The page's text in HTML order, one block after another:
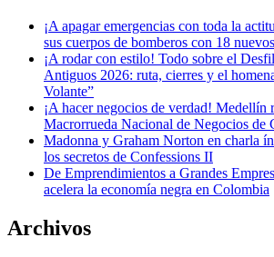
¡A apagar emergencias con toda la
sus cuerpos de bomberos con 18
¡A rodar con estilo! Todo sobre el
Antiguos 2026: ruta, cierres y el
Volante”
¡A hacer negocios de verdad! Medellín
Macrorrueda Nacional de Negocios de
Madonna y Graham Norton en charla
los secretos de Confessions II
De Emprendimientos a Grandes
acelera la economía negra en Colombia
Archivos